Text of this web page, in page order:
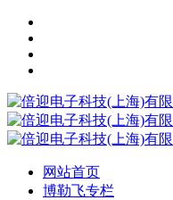
网站首页
博勒飞专栏